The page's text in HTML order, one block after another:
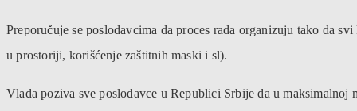
Preporučuje se poslodavcima da proces rada organizuju tako da
u prostoriji, korišćenje zaštitnih maski i sl).
Vlada poziva sve poslodavce u Republici Srbije da u maksimalnoj